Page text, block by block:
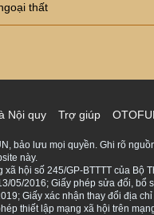
thất
Nội quy Trợ giúp
bảo lưu mọi quyền. Ghi rõ
này.
xã hội số 245/GP-BTTTT của Bộ
05/2016; Giấy phép sửa đổi, bổ
Giấy xác nhận thay đổi địa
thiết lập mạng xã hội trên